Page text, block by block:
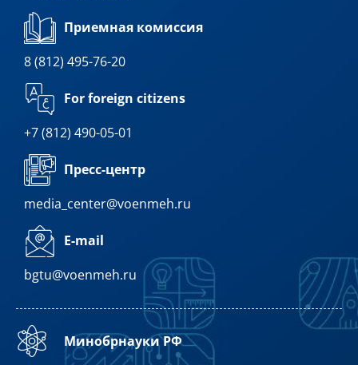
Приемная комиссия
8 (812) 495-76-20
For foreign citizens
+7 (812) 490-05-01
Пресс-центр
media_center@voenmeh.ru
E-mail
bgtu@voenmeh.ru
Минобрнауки РФ